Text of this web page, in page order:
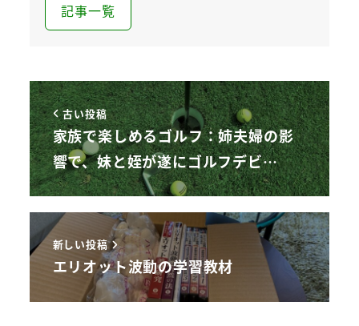
記事一覧
古い投稿
家族で楽しめるゴルフ：姉夫婦の影
響で、妹と姪が遂にゴルフデビ…
新しい投稿
エリオット波動の学習教材